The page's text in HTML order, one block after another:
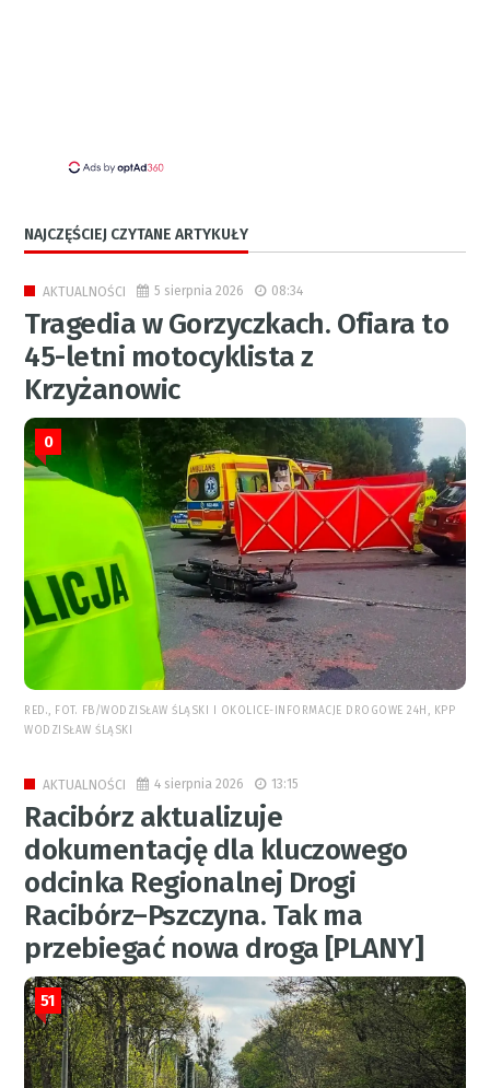
NAJCZĘŚCIEJ CZYTANE ARTYKUŁY
AKTUALNOŚCI 5 sierpnia 2026 08:34
Tragedia w Gorzyczkach. Ofiara to
45-letni motocyklista z
Krzyżanowic
0
RED., FOT. FB/WODZISŁAW ŚLĄSKI I OKOLICE-INFORMACJE DROGOWE 24H, KPP
WODZISŁAW ŚLĄSKI
AKTUALNOŚCI 4 sierpnia 2026 13:15
Racibórz aktualizuje
dokumentację dla kluczowego
odcinka Regionalnej Drogi
Racibórz–Pszczyna. Tak ma
przebiegać nowa droga [PLANY]
51